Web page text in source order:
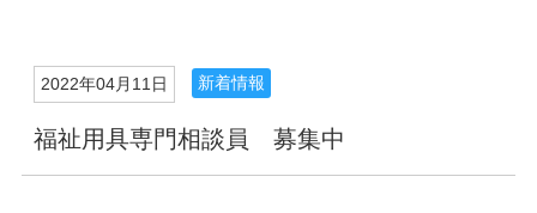
2022年04月11日 新着情報
福祉用具専門相談員 募集中